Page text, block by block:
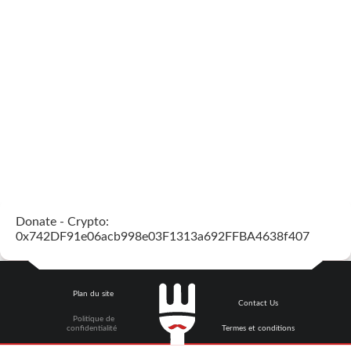
Donate - Crypto:
0x742DF91e06acb998e03F1313a692FFBA4638f407
Plan du site
Politique de
confidentialité
Contact Us
Termes et conditions